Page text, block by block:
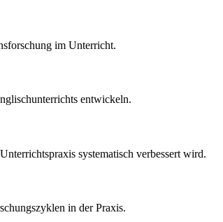
im Unterricht.
entwickeln.
systematisch verbessert wird.
in der Praxis.